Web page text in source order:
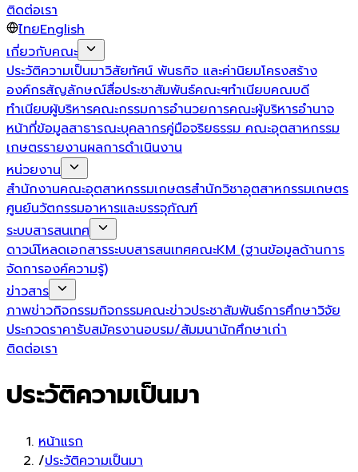
ติดต่อเรา
ไทยEnglish
เกี่ยวกับคณะ
ประวัติความเป็นมาวิสัยทัศน์ พันธกิจ และค่านิยมโครงสร้าง
องค์กรสัญลักษณ์สื่อประชาสัมพันธ์คณะฯทำเนียบคณบดี
ทำเนียบผู้บริหารคณะกรรมการอำนวยการคณะผู้บริหารอำนาจ
หน้าที่ข้อมูลสาธารณะบุคลากรคู่มือจริยธรรม คณะอุตสาหกรรม
เกษตรรายงานผลการดำเนินงาน
หน่วยงาน
สำนักงานคณะอุตสาหกรรมเกษตรสำนักวิชาอุตสาหกรรมเกษตร
ศูนย์นวัตกรรมอาหารและบรรจุภัณฑ์
ระบบสารสนเทศ
ดาวน์โหลดเอกสารระบบสารสนเทศคณะKM (ฐานข้อมูลด้านการ
จัดการองค์ความรู้)
ข่าวสาร
ภาพข่าวกิจกรรมกิจกรรมคณะข่าวประชาสัมพันธ์การศึกษาวิจัย
ประกวดราคารับสมัครงานอบรม/สัมมนานักศึกษาเก่า
ติดต่อเรา
ประวัติความเป็นมา
หน้าแรก
/ประวัติความเป็นมา